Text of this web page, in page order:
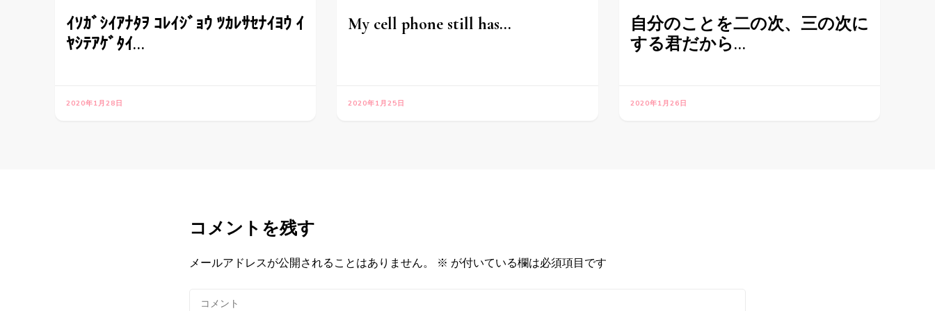
ｲｿｶﾞｼｲｱﾅﾀｦ ｺﾚｲｼﾞｮｳ ﾂｶﾚｻｾﾅｲﾖｳ ｲ
ﾔｼﾃｱｹﾞﾀｲ…
2020年1月28日
My cell phone still has…
2020年1月25日
自分のことを二の次、三の次に
する君だから…
2020年1月26日
コメントを残す
メールアドレスが公開されることはありません。 ※ が付いている欄は必須項目です